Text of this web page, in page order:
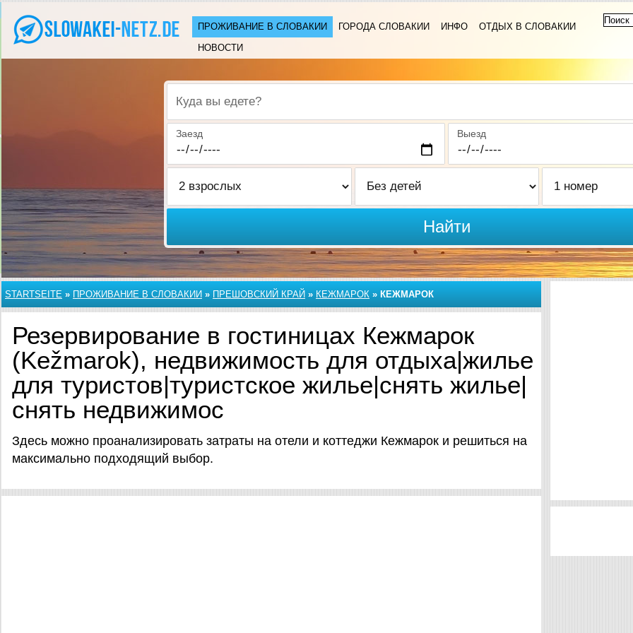
ПРОЖИВАНИЕ В СЛОВАКИИ ГОРОДА СЛОВАКИИ ИНФО
ОТДЫХ В СЛОВАКИИ
НОВОСТИ
Куда вы едете?
Заезд Выезд
Найти
STARTSEITE » ПРОЖИВАНИЕ В СЛОВАКИИ » ПРЕШОВСКИЙ КРАЙ » КЕЖМАРОК » КЕЖМАРОК
Резервирование в гостиницах Кежмарок
(Kežmarok), недвижимость для отдыха|жилье
для туристов|туристское жилье|снять жилье|
снять недвижимос
Здесь можно проанализировать затраты на отели и коттеджи Кежмарок и решиться на
максимально подходящий выбор.